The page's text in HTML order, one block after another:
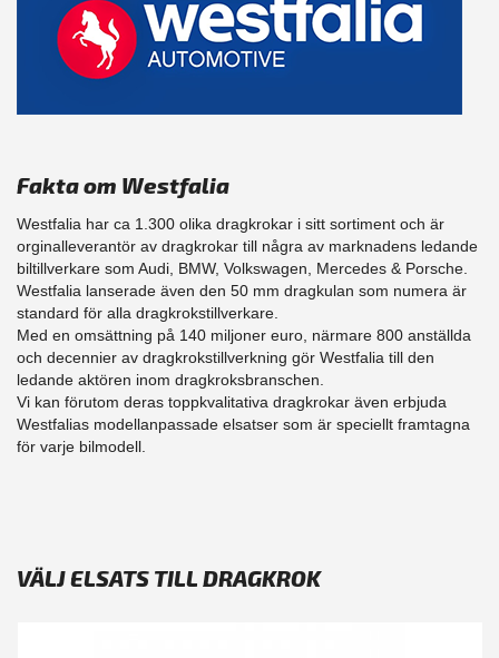
Fakta om Westfalia
Westfalia har ca 1.300 olika dragkrokar i sitt sortiment och är
orginalleverantör av dragkrokar till några av marknadens ledande
biltillverkare som Audi, BMW, Volkswagen, Mercedes & Porsche.
Westfalia lanserade även den 50 mm dragkulan som numera är
standard för alla dragkrokstillverkare.
Med en omsättning på 140 miljoner euro, närmare 800 anställda
och decennier av dragkrokstillverkning gör Westfalia till den
ledande aktören inom dragkroksbranschen.
Vi kan förutom deras toppkvalitativa dragkrokar även erbjuda
Westfalias modellanpassade elsatser som är speciellt framtagna
för varje bilmodell.
VÄLJ ELSATS TILL DRAGKROK